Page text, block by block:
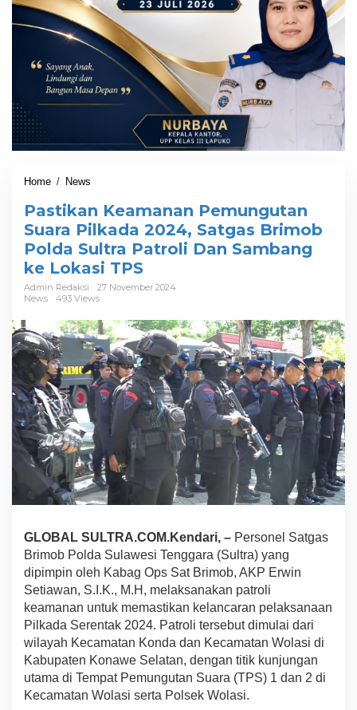
Home / News
s
t
i
k
a
K
a
m
a
n
a
P
e
m
u
n
g
u
n
S
u
a
r
a
P
i
l
a
d
Pastikan Keamanan Pemungutan
Suara Pilkada 2024, Satgas Brimob
Polda Sultra Patroli Dan Sambang
ke Lokasi TPS
Admin Redaksi
27 November 2024
News
493 Views
GLOBAL SULTRA.COM.Kendari, – Personel Satgas
Brimob Polda Sulawesi Tenggara (Sultra) yang
dipimpin oleh Kabag Ops Sat Brimob, AKP Erwin
Setiawan, S.I.K., M.H, melaksanakan patroli
keamanan untuk memastikan kelancaran pelaksanaan
Pilkada Serentak 2024. Patroli tersebut dimulai dari
wilayah Kecamatan Konda dan Kecamatan Wolasi di
Kabupaten Konawe Selatan, dengan titik kunjungan
utama di Tempat Pemungutan Suara (TPS) 1 dan 2 di
Kecamatan Wolasi serta Polsek Wolasi.